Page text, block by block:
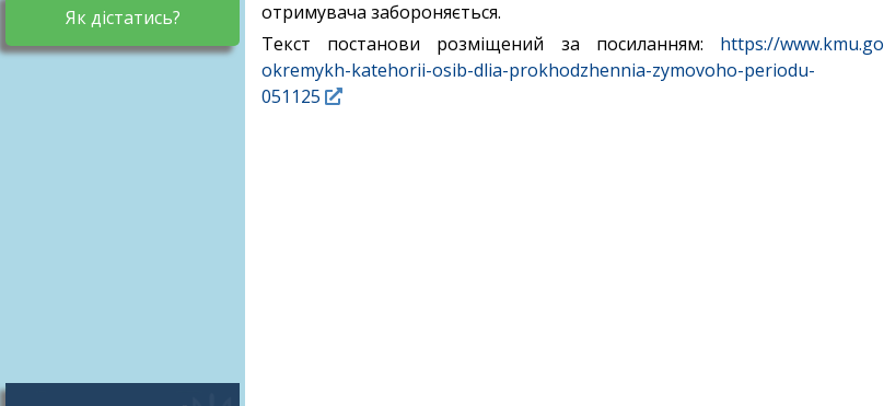
Як дістатись?
отримувача забороняється.
Текст постанови розміщений за посиланням: https://
okremykh-katehorii-osib-dlia-prokhodzhennia-zymovoho-periodu-
051125